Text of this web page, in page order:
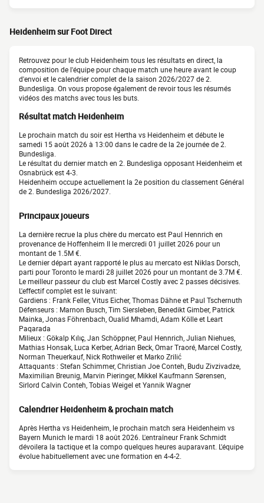
Heidenheim sur Foot Direct
Retrouvez pour le club Heidenheim tous les résultats en direct, la
composition de l'équipe pour chaque match une heure avant le coup
d'envoi et le calendrier complet de la saison 2026/2027 de 2.
Bundesliga. On vous propose également de revoir tous les résumés
vidéos des matchs avec tous les buts.
Résultat match Heidenheim
Le prochain match du soir est Hertha vs Heidenheim et débute le
samedi 15 août 2026 à 13:00 dans le cadre de la 2e journée de 2.
Bundesliga.
Le résultat du dernier match en 2. Bundesliga opposant Heidenheim et
Osnabrück est 4-3.
Heidenheim occupe actuellement la 2e position du classement Général
de 2. Bundesliga 2026/2027.
Principaux joueurs
La dernière recrue la plus chère du mercato est Paul Hennrich en
provenance de Hoffenheim II le mercredi 01 juillet 2026 pour un
montant de 1.5M €.
Le dernier départ ayant rapporté le plus au mercato est Niklas Dorsch,
parti pour Toronto le mardi 28 juillet 2026 pour un montant de 3.7M €.
Le meilleur passeur du club est Marcel Costly avec 2 passes décisives.
L'effectif complet est le suivant:
Gardiens : Frank Feller, Vitus Eicher, Thomas Dähne et Paul Tschernuth
Défenseurs : Marnon Busch, Tim Siersleben, Benedikt Gimber, Patrick
Mainka, Jonas Föhrenbach, Oualid Mhamdi, Adam Kölle et Leart
Paqarada
Milieux : Gökalp Kılıç, Jan Schöppner, Paul Hennrich, Julian Niehues,
Mathias Honsak, Luca Kerber, Adrian Beck, Omar Traoré, Marcel Costly,
Norman Theuerkauf, Nick Rothweiler et Marko Zrilić
Attaquants : Stefan Schimmer, Christian Joe Conteh, Budu Zivzivadze,
Maximilian Breunig, Marvin Pieringer, Mikkel Kaufmann Sørensen,
Sirlord Calvin Conteh, Tobias Weigel et Yannik Wagner
Calendrier Heidenheim & prochain match
Après Hertha vs Heidenheim, le prochain match sera Heidenheim vs
Bayern Munich le mardi 18 août 2026. L'entraîneur Frank Schmidt
dévoilera la tactique et la compo quelques heures auparavant. L'équipe
évolue habituellement avec une formation en 4-4-2.